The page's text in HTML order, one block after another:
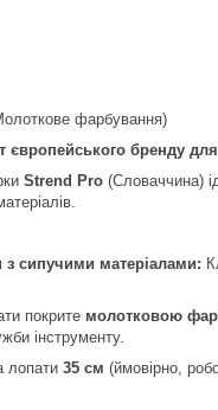
фарбування)
європейського бренду
Strend Pro (Словаччина)
сипучими матеріалами:
покрите молотковою
інструменту.
лопати 35 см (ймовірно,